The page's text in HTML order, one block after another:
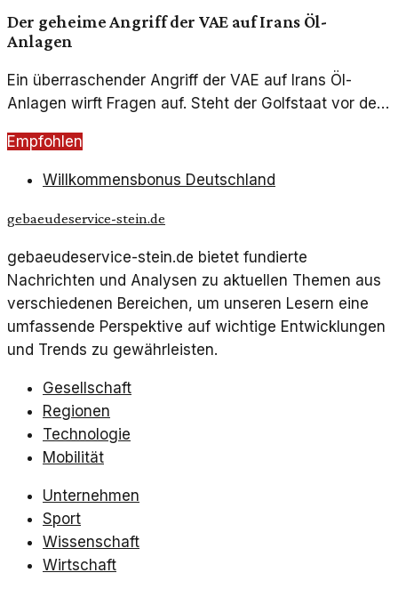
Der geheime Angriff der VAE auf Irans Öl-
Anlagen
Ein überraschender Angriff der VAE auf Irans Öl-
Anlagen wirft Fragen auf. Steht der Golfstaat vor dem
Empfohlen
Willkommensbonus Deutschland
gebaeudeservice-stein.de
gebaeudeservice-stein.de bietet fundierte
Nachrichten und Analysen zu aktuellen Themen aus
verschiedenen Bereichen, um unseren Lesern eine
umfassende Perspektive auf wichtige Entwicklungen
und Trends zu gewährleisten.
Gesellschaft
Regionen
Technologie
Mobilität
Unternehmen
Sport
Wissenschaft
Wirtschaft